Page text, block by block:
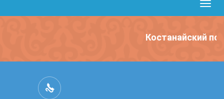
Костанайский